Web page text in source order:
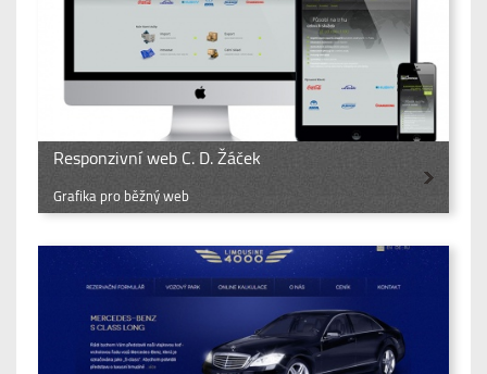
Responzivní web C. D. Žáček
Grafika pro běžný web